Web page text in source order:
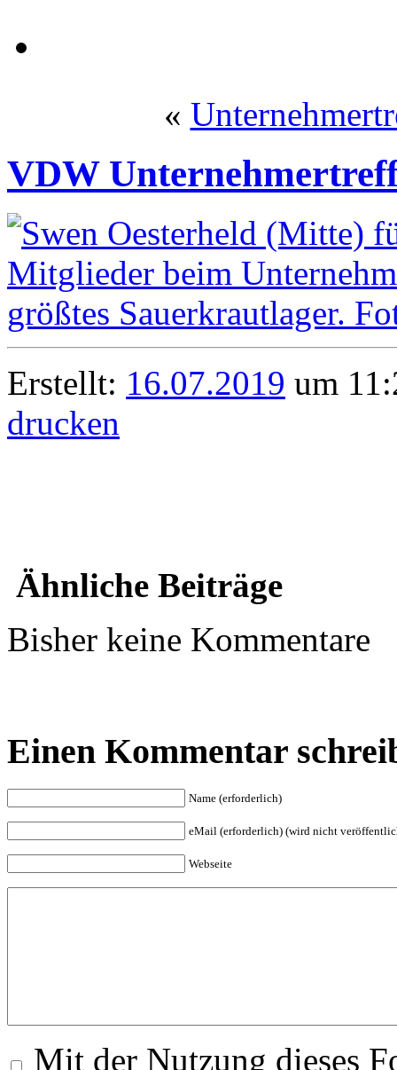
«
VDW
Erstellt: 16.07.2019 um
drucken
Ähnliche Beiträge
Bisher keine Kommentare
Einen Kommentar
Name (erforderlich)
eMail (erforderlich) (wird nicht
Webseite
Mit der Nutzung dieses